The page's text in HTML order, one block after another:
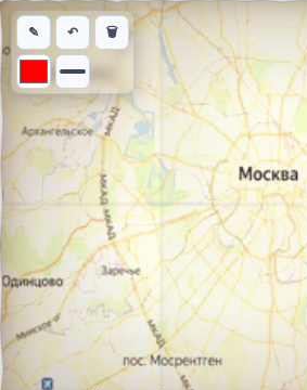
Интерактивная карта автомобильного
✎ ↶ 🗑